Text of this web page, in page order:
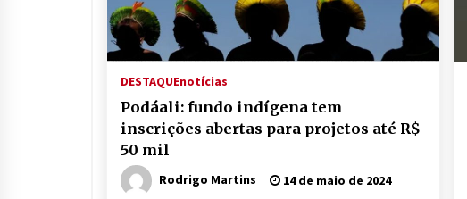
DESTAQUEnotícias
Podáali: fundo indígena tem
inscrições abertas para projetos até R$
50 mil
Rodrigo Martins 14 de maio de 2024